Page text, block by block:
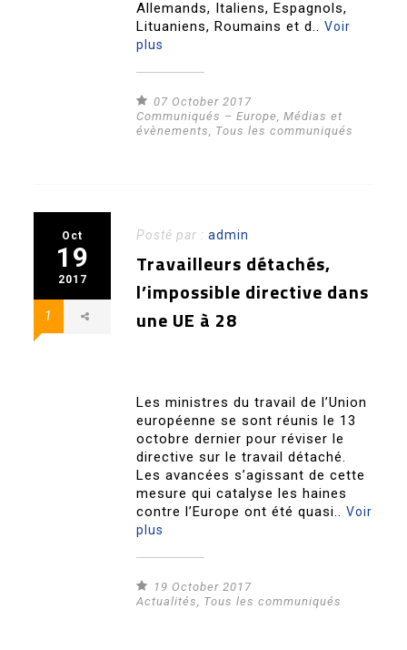
Allemands, Italiens, Espagnols,
Lituaniens, Roumains et d..Voir
plus
07 October 2017
Communiqués – Europe,Médias et
évènements, Tous les communiqués
Oct
19
2017
1
Posté par :admin
Travailleurs détachés,
l’impossible directive dans
une UE à 28
Les ministres du travail de l’Union
européenne se sont réunis le 13
octobre dernier pour réviser le
directive sur le travail détaché.
Les avancées s’agissant de cette
mesure qui catalyse les haines
contre l’Europe ont été quasi..Voir
plus
19 October 2017
Actualités, Tous les communiqués